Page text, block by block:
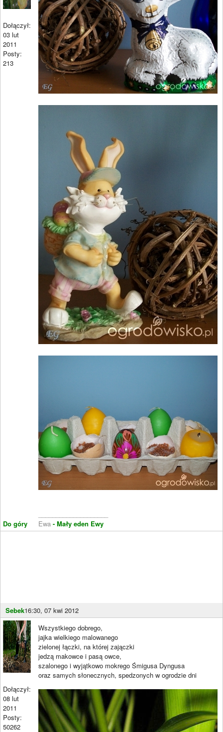
Dołączył:
03 lut
2011
Posty:
213
Do góry
Ewa - Mały eden Ewy
Sebek16:30, 07 kwi 2012
Dołączył:
08 lut
2011
Posty:
50262
Wszystkiego dobrego,
jajka wielkiego malowanego
zielonej łączki, na której zajączki
jedzą makowce i pasą owce,
szalonego i wyjątkowo mokrego Śmigusa Dyngusa
oraz samych słonecznych, spedzonych w ogrodzie dni